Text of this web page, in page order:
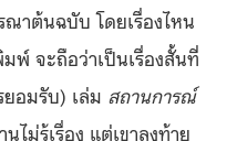
าต้นฉบับ โดยเรื่องไหน
พ์ จะถือว่าเป็นเรื่องสั้นที่
อมรับ) เล่ม สถานการณ์
ม่รู้เรื่อง แต่เขาลงท้าย